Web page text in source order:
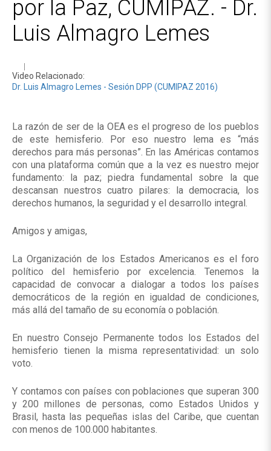
por la Paz, CUMIPAZ. - Dr.
Luis Almagro Lemes
Video Relacionado:
Dr. Luis Almagro Lemes - Sesión DPP (CUMIPAZ 2016)
La razón de ser de la OEA es el progreso de los pueblos
de este hemisferio. Por eso nuestro lema es “más
derechos para más personas”. En las Américas contamos
con una plataforma común que a la vez es nuestro mejor
fundamento: la paz; piedra fundamental sobre la que
descansan nuestros cuatro pilares: la democracia, los
derechos humanos, la seguridad y el desarrollo integral.
Amigos y amigas,
La Organización de los Estados Americanos es el foro
político del hemisferio por excelencia. Tenemos la
capacidad de convocar a dialogar a todos los países
democráticos de la región en igualdad de condiciones,
más allá del tamaño de su economía o población.
En nuestro Consejo Permanente todos los Estados del
hemisferio tienen la misma representatividad: un solo
voto.
Y contamos con países con poblaciones que superan 300
y 200 millones de personas, como Estados Unidos y
Brasil, hasta las pequeñas islas del Caribe, que cuentan
con menos de 100.000 habitantes.